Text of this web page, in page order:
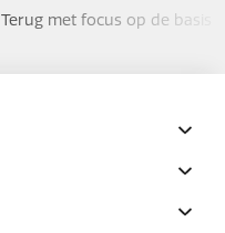
Terug met focus op de basis